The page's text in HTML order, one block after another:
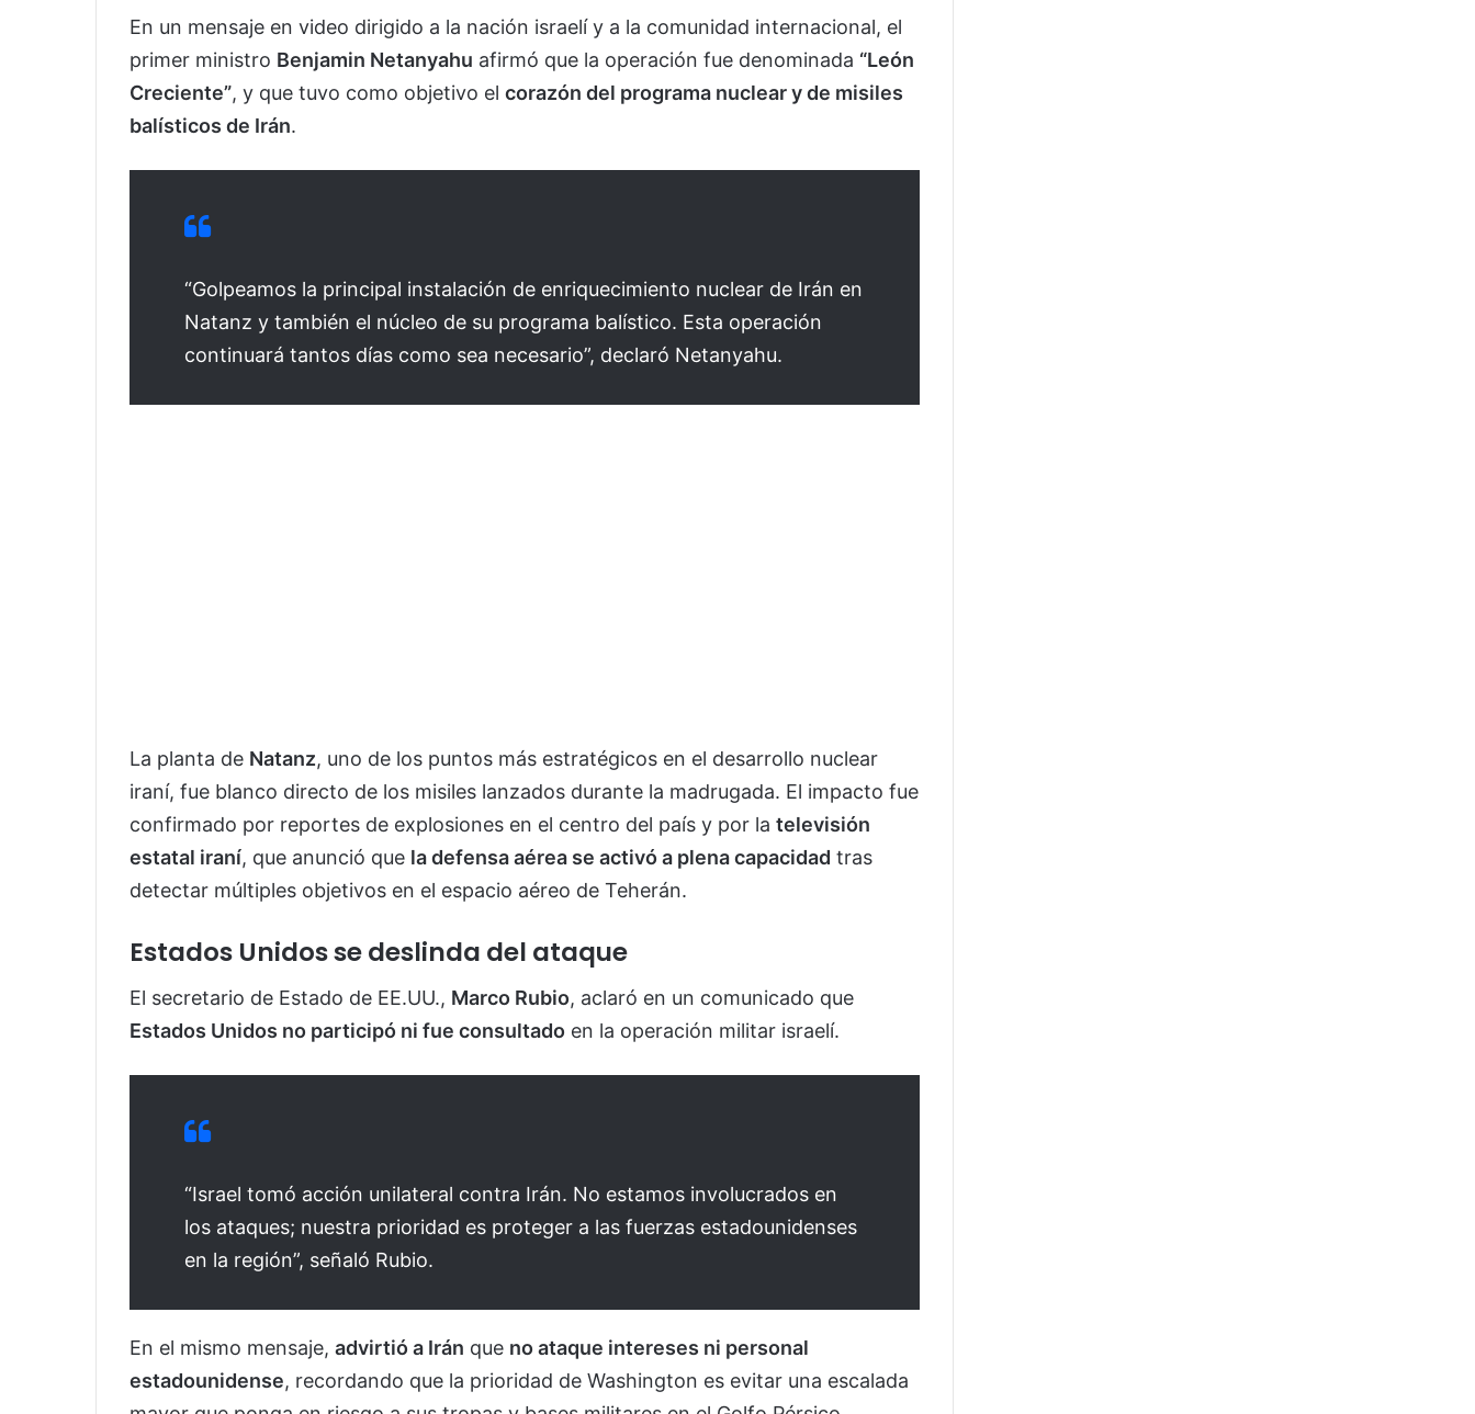
En un mensaje en video dirigido a la nación israelí y a la comunidad internacional, el
primer ministro Benjamin Netanyahu afirmó que la operación fue denominada “León
Creciente”, y que tuvo como objetivo el corazón del programa nuclear y de misiles
balísticos de Irán.
“Golpeamos la principal instalación de enriquecimiento nuclear de Irán en
Natanz y también el núcleo de su programa balístico. Esta operación
continuará tantos días como sea necesario”, declaró Netanyahu.
La planta de Natanz, uno de los puntos más estratégicos en el desarrollo nuclear
iraní, fue blanco directo de los misiles lanzados durante la madrugada. El impacto fue
confirmado por reportes de explosiones en el centro del país y por la televisión
estatal iraní, que anunció que la defensa aérea se activó a plena capacidad tras
detectar múltiples objetivos en el espacio aéreo de Teherán.
Estados Unidos se deslinda del ataque
El secretario de Estado de EE.UU., Marco Rubio, aclaró en un comunicado que
Estados Unidos no participó ni fue consultado en la operación militar israelí.
“Israel tomó acción unilateral contra Irán. No estamos involucrados en
los ataques; nuestra prioridad es proteger a las fuerzas estadounidenses
en la región”, señaló Rubio.
En el mismo mensaje, advirtió a Irán que no ataque intereses ni personal
estadounidense, recordando que la prioridad de Washington es evitar una escalada